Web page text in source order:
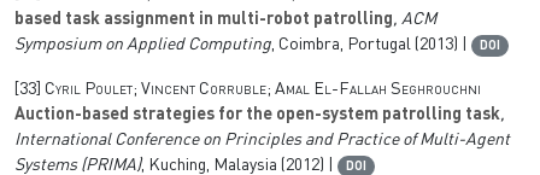
based task assignment in multi-robot patrolling, ACM
Symposium on Applied Computing, Coimbra, Portugal (2013) | DOI
[33] Cyril Poulet; Vincent Corruble; Amal El-Fallah Seghrouchni
Auction-based strategies for the open-system patrolling task,
International Conference on Principles and Practice of Multi-Agent
Systems (PRIMA), Kuching, Malaysia (2012) | DOI